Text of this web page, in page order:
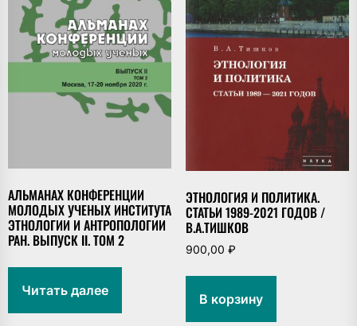
АЛЬМАНАХ КОНФЕРЕНЦИИ
МОЛОДЫХ УЧЕНЫХ ИНСТИТУТА
ЭТНОЛОГИИ И АНТРОПОЛОГИИ
РАН. ВЫПУСК II. ТОМ 2
Читать далее
ЭТНОЛОГИЯ И ПОЛИТИКА.
СТАТЬИ 1989-2021 ГОДОВ /
В.А.ТИШКОВ
900,00 ₽
В корзину